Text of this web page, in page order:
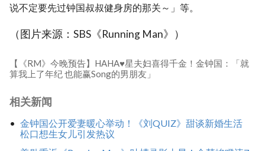
说不定要先过钟国叔叔健身房的那关～」等。
（图片来源：SBS《Running Man》）
【《RM》今晚预告】HAHA♥星夫妇喜得千金！金钟国：「就
算我上了年纪 也能赢Song的男朋友」
相关新闻
金钟国公开爱妻暖心举动！《刘QUIZ》甜谈新婚生活
松口想生女儿引发热议